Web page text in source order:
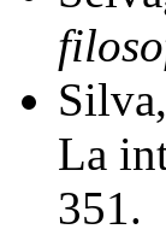
La
351.